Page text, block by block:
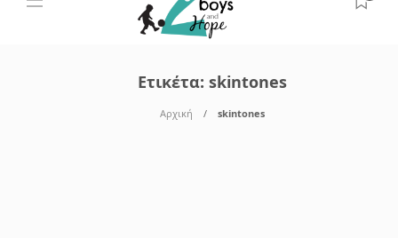
Ετικέτα: skintones
Αρχική skintones